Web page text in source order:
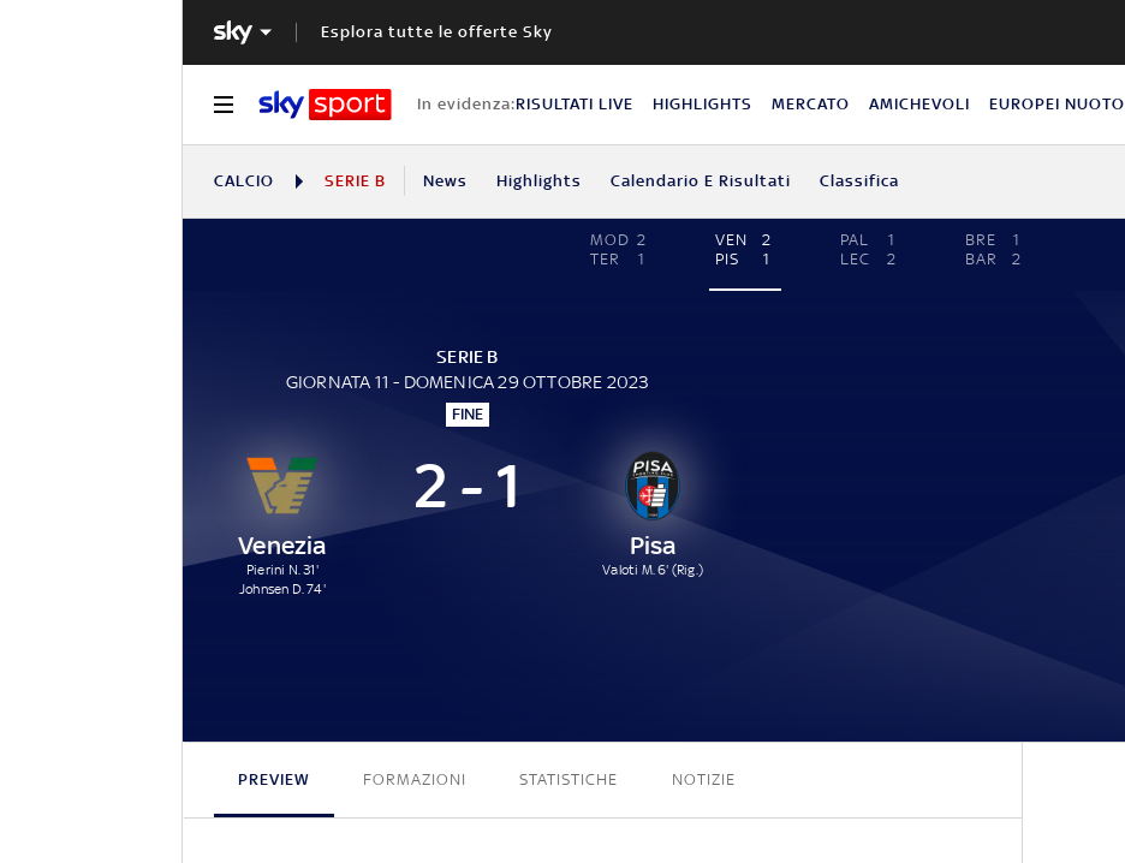
Esplora tutte le offerte Sky
In evidenza:RISULTATI LIVE HIGHLIGHTS MERCATO AMICHEVOLI EUROPEI NUOTO
CALCIO SERIE B News Highlights Calendario E Risultati Classifica
MOD 2
TER
1
VEN
2
PIS
1
PAL
1
LEC
2
BRE
1
BAR
2
SERIE B
GIORNATA 11 - DOMENICA 29 OTTOBRE 2023
FINE
Venezia
Pierini N. 31'
Johnsen D. 74'
2 - 1
Pisa
Valoti M. 6' (Rig.)
PREVIEW FORMAZIONI STATISTICHE NOTIZIE